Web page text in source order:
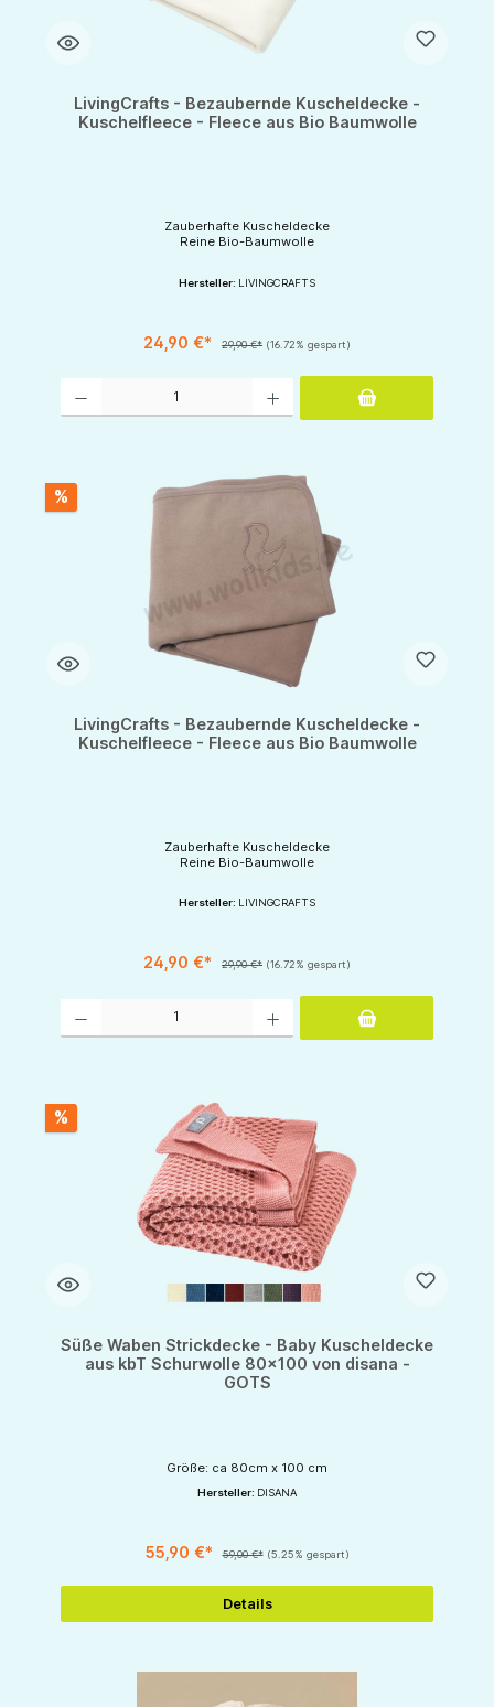
LivingCrafts - Bezaubernde Kuscheldecke -
Kuschelfleece - Fleece aus Bio Baumwolle
Zauberhafte Kuscheldecke
Reine Bio-Baumwolle
Hersteller: LIVINGCRAFTS
24,90 €* 29,90 €* (16.72% gespart)
%
LivingCrafts - Bezaubernde Kuscheldecke -
Kuschelfleece - Fleece aus Bio Baumwolle
Zauberhafte Kuscheldecke
Reine Bio-Baumwolle
Hersteller: LIVINGCRAFTS
24,90 €* 29,90 €* (16.72% gespart)
%
Süße Waben Strickdecke - Baby Kuscheldecke
aus kbT Schurwolle 80x100 von disana -
GOTS
Größe: ca 80cm x 100 cm
Hersteller: DISANA
55,90 €* 59,00 €* (5.25% gespart)
Details